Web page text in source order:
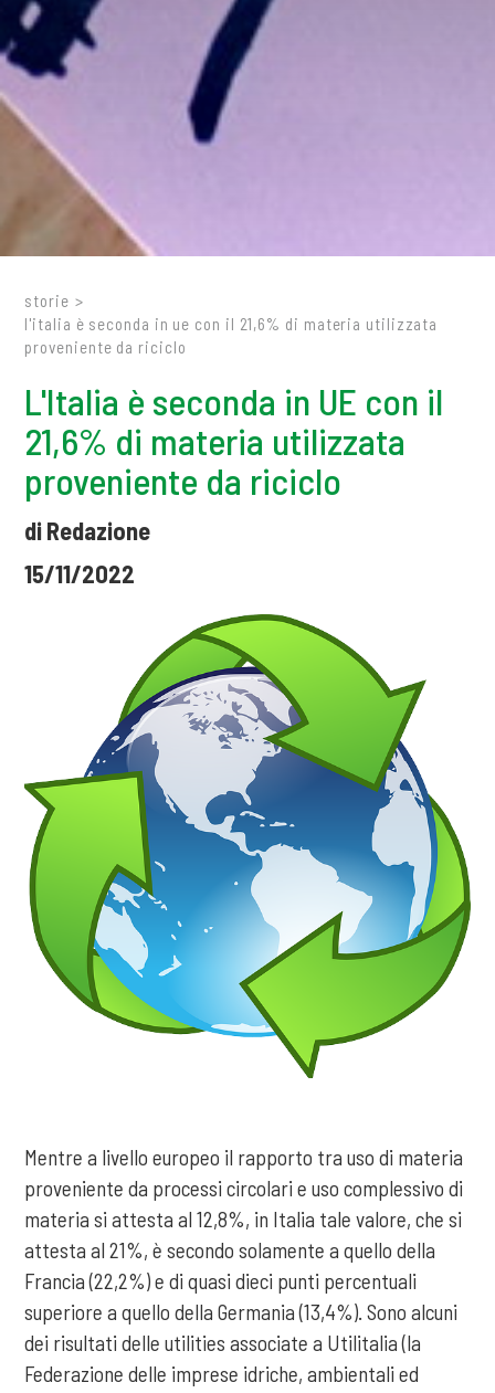
storie >
l'italia è seconda in ue con il 21,6% di materia utilizzata
proveniente da riciclo
L'Italia è seconda in UE con il
21,6% di materia utilizzata
proveniente da riciclo
di Redazione
15/11/2022
Mentre a livello europeo il rapporto tra uso di materia
proveniente da processi circolari e uso complessivo di
materia si attesta al 12,8%, in Italia tale valore, che si
attesta al 21%, è secondo solamente a quello della
Francia (22,2%) e di quasi dieci punti percentuali
superiore a quello della Germania (13,4%). Sono alcuni
dei risultati delle utilities associate a Utilitalia (la
Federazione delle imprese idriche, ambientali ed